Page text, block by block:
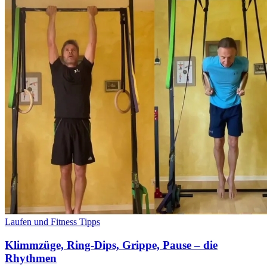
Laufen und Fitness Tipps
Klimmzüge, Ring-Dips, Grippe, Pause – die
Rhythmen